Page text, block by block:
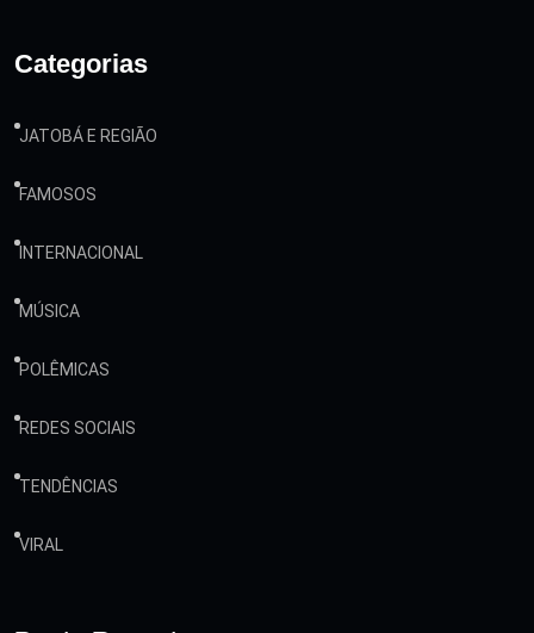
Categorias
JATOBÁ E REGIÃO
FAMOSOS
INTERNACIONAL
MÚSICA
POLÊMICAS
REDES SOCIAIS
TENDÊNCIAS
VIRAL